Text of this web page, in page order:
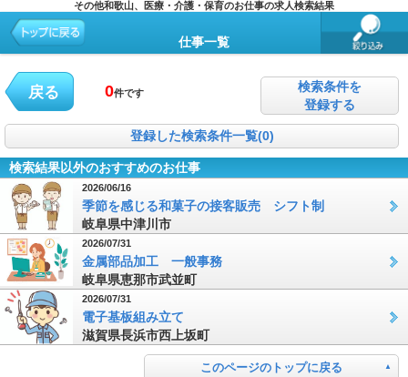
その他和歌山、医療・介護・保育のお仕事の求人検索結果
仕事一覧
戻る 0件です
検索条件を
登録する
登録した検索条件一覧(0)
検索結果以外のおすすめのお仕事
2026/06/16
季節を感じる和菓子の接客販売 シフト制
岐阜県中津川市
2026/07/31
金属部品加工 一般事務
岐阜県恵那市武並町
2026/07/31
電子基板組み立て
滋賀県長浜市西上坂町
このページのトップに戻る